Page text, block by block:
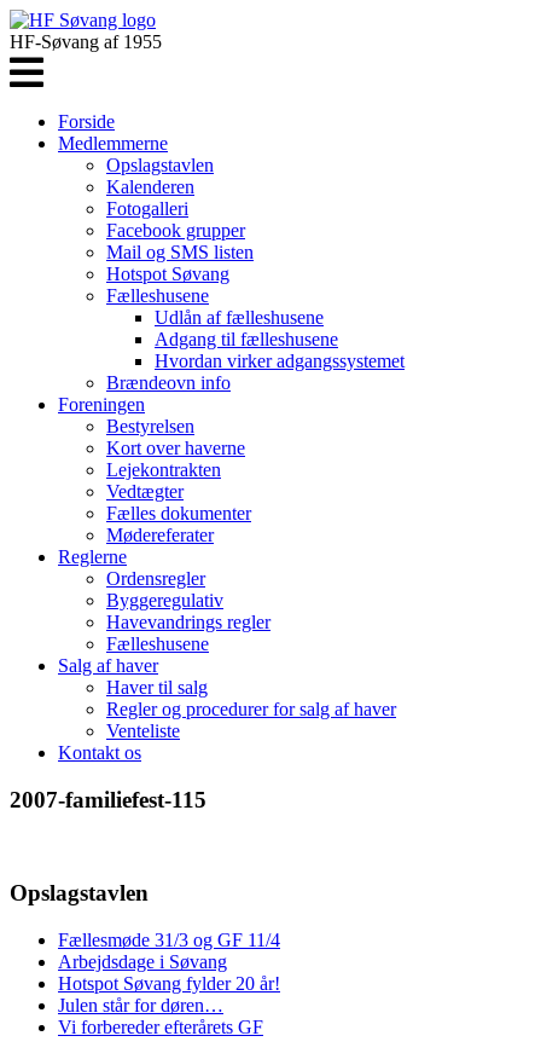
HF-Søvang af 1955
Forside
Medlemmerne
Opslagstavlen
Kalenderen
Fotogalleri
Facebook grupper
Mail og SMS listen
Hotspot Søvang
Fælleshusene
Udlån af fælleshusene
Adgang til fælleshusene
Hvordan virker adgangssystemet
Brændeovn info
Foreningen
Bestyrelsen
Kort over haverne
Lejekontrakten
Vedtægter
Fælles dokumenter
Mødereferater
Reglerne
Ordensregler
Byggeregulativ
Havevandrings regler
Fælleshusene
Salg af haver
Haver til salg
Regler og procedurer for salg af haver
Venteliste
Kontakt os
2007-familiefest-115
Opslagstavlen
Fællesmøde 31/3 og GF 11/4
Arbejdsdage i Søvang
Hotspot Søvang fylder 20 år!
Julen står for døren…
Vi forbereder efterårets GF